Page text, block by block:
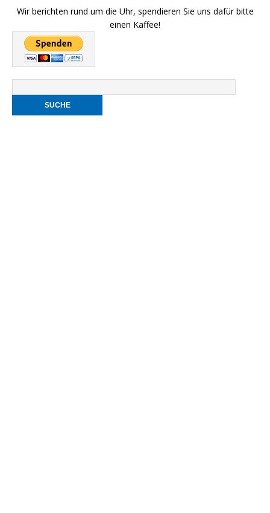
Wir berichten rund um die Uhr, spendieren Sie uns dafür bitte
einen Kaffee!